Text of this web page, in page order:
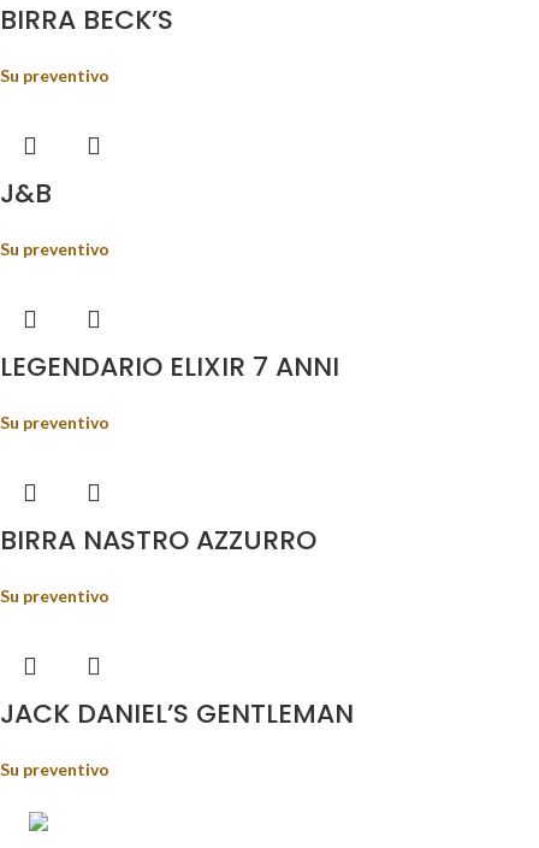
BIRRA BECK’S
Su preventivo
J&B
Su preventivo
LEGENDARIO ELIXIR 7 ANNI
Su preventivo
BIRRA NASTRO AZZURRO
Su preventivo
JACK DANIEL’S GENTLEMAN
Su preventivo